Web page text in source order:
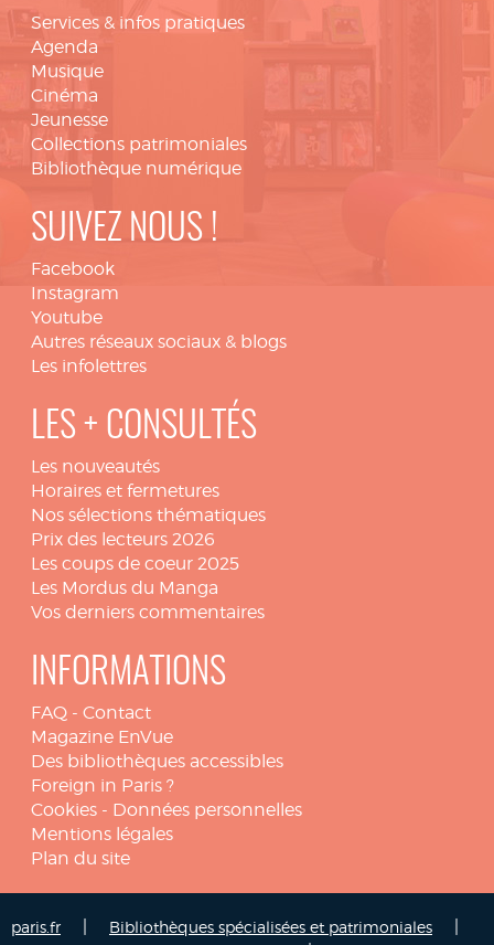
Services & infos pratiques
Agenda
Musique
Cinéma
Jeunesse
Collections patrimoniales
Bibliothèque numérique
SUIVEZ NOUS !
Facebook
Instagram
Youtube
Autres réseaux sociaux & blogs
Les infolettres
LES + CONSULTÉS
Les nouveautés
Horaires et fermetures
Nos sélections thématiques
Prix des lecteurs 2026
Les coups de coeur 2025
Les Mordus du Manga
Vos derniers commentaires
INFORMATIONS
FAQ - Contact
Magazine EnVue
Des bibliothèques accessibles
Foreign in Paris ?
Cookies - Données personnelles
Mentions légales
Plan du site
paris.fr Bibliothèques spécialisées et patrimoniales